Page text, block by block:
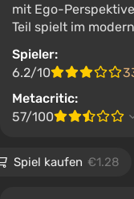
mit Ego-
Teil spielt im
Spieler:
6.2/10
Metacritic:
57/100
Spiel kaufen €1.28